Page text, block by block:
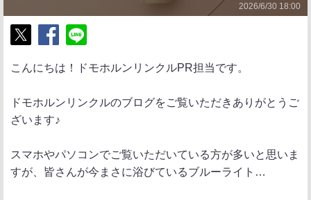
2026/6/30 18:00
ト
ア
こんにちは！ドモホルンリンクルPR担当です。
ドモホルンリンクルのブログをご覧いただきありがとうご
ざいます♪
スマホやパソコンでご覧いただいている方が多いと思いま
すが、皆さんが今まさに浴びているブルーライト…